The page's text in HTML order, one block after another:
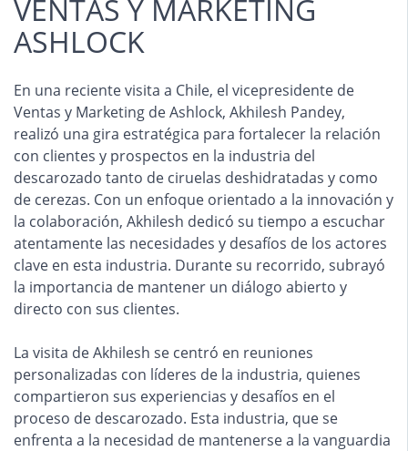
VENTAS Y MARKETING
ASHLOCK
En una reciente visita a Chile, el vicepresidente de
Ventas y Marketing de Ashlock, Akhilesh Pandey,
realizó una gira estratégica para fortalecer la relación
con clientes y prospectos en la industria del
descarozado tanto de ciruelas deshidratadas y como
de cerezas. Con un enfoque orientado a la innovación y
la colaboración, Akhilesh dedicó su tiempo a escuchar
atentamente las necesidades y desafíos de los actores
clave en esta industria. Durante su recorrido, subrayó
la importancia de mantener un diálogo abierto y
directo con sus clientes.
La visita de Akhilesh se centró en reuniones
personalizadas con líderes de la industria, quienes
compartieron sus experiencias y desafíos en el
proceso de descarozado. Esta industria, que se
enfrenta a la necesidad de mantenerse a la vanguardia